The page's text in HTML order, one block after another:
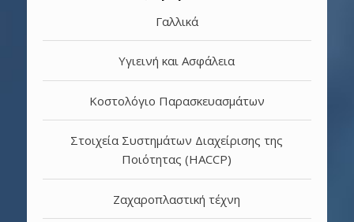
Γαλλικά
Υγιεινή και Ασφάλεια
Κοστολόγιο Παρασκευασμάτων
Στοιχεία Συστημάτων Διαχείρισης της
Ποιότητας (HACCP)
Ζαχαροπλαστική τέχνη